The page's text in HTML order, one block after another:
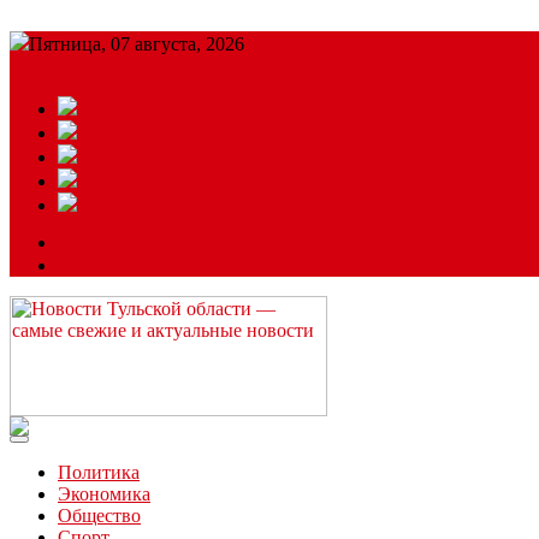
Пятница, 07 августа, 2026
Читайте последние новости дня в Тульской области на сайте
Политика
Экономика
Общество